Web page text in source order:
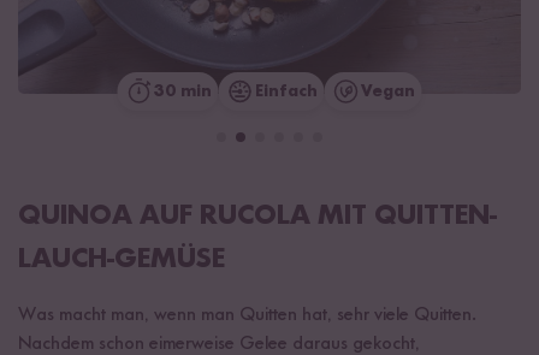
30 min Einfach Vegan
QUINOA AUF RUCOLA MIT QUITTEN-
LAUCH-GEMÜSE
Was macht man, wenn man Quitten hat, sehr viele Quitten.
Nachdem schon eimerweise Gelee daraus gekocht,